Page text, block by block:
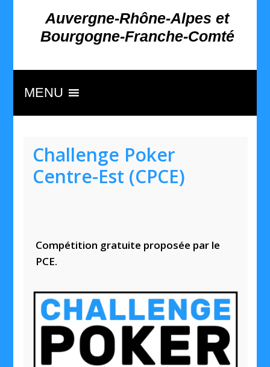
Auvergne-Rhône-Alpes et
Bourgogne-Franche-Comté
MENU
Challenge Poker
Centre-Est (CPCE)
Compétition gratuite proposée par le
PCE.